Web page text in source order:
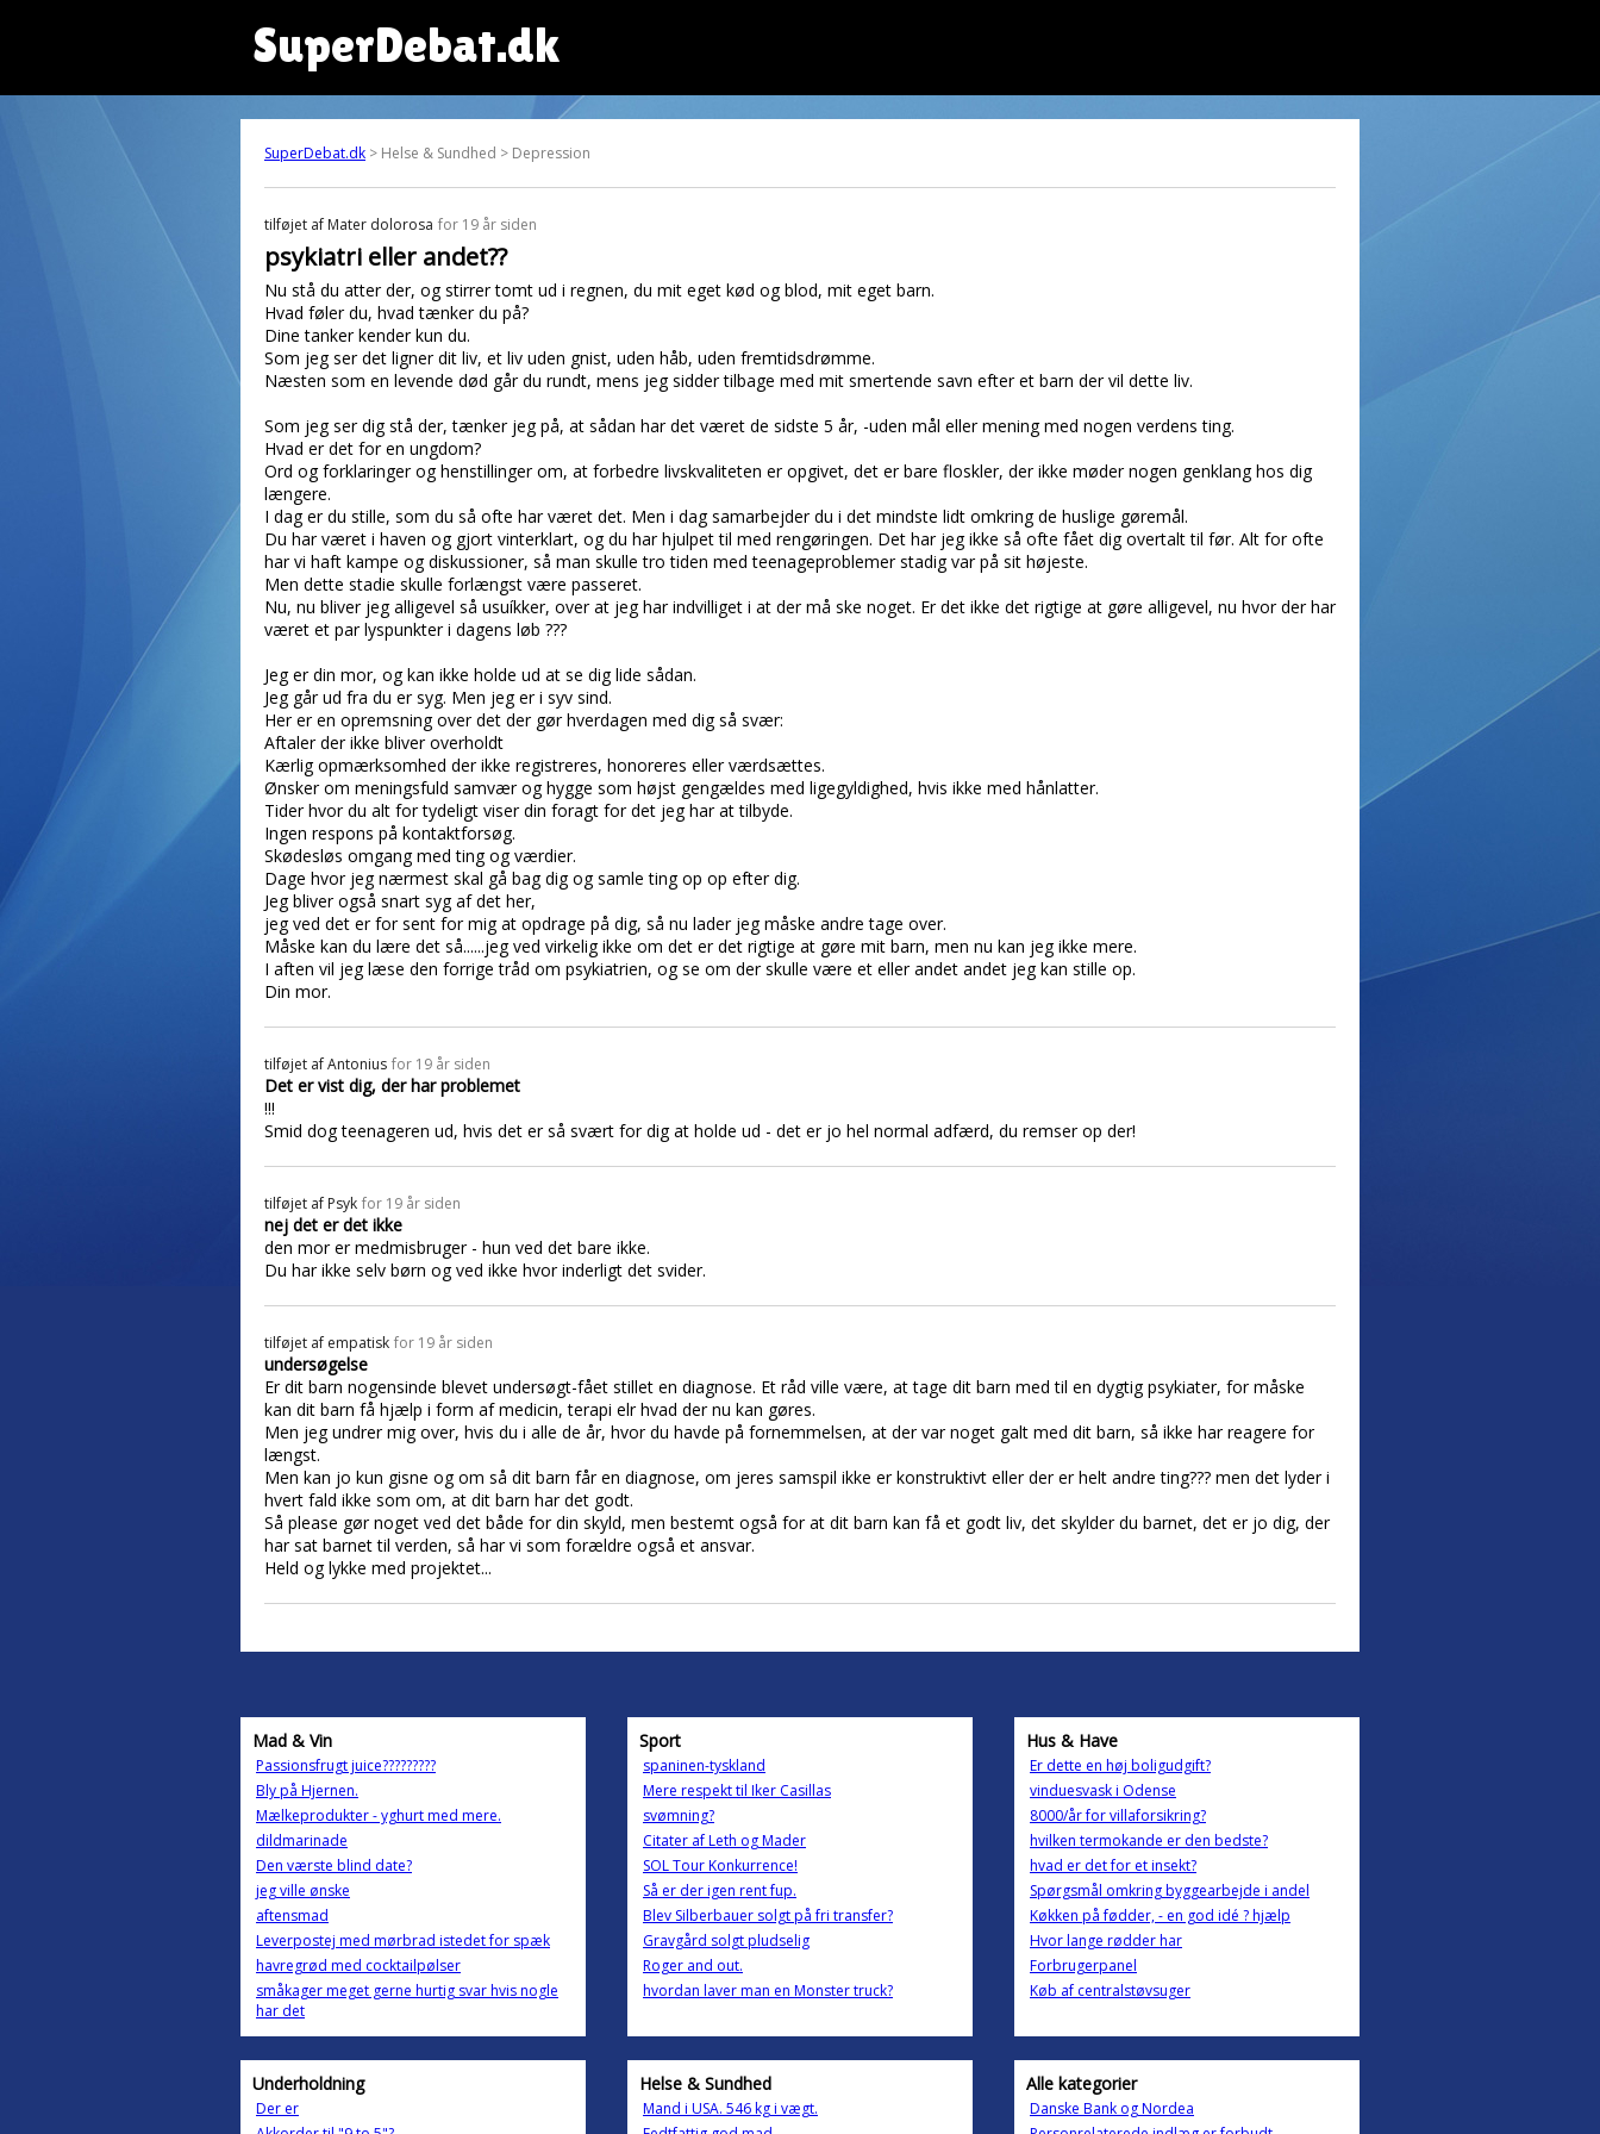
SuperDebat.dk
SuperDebat.dk > Helse & Sundhed > Depression
tilføjet af Mater dolorosa for 19 år siden
psykiatri eller andet??
Nu stå du atter der, og stirrer tomt ud i regnen, du mit eget kød og blod, mit eget barn.
Hvad føler du, hvad tænker du på?
Dine tanker kender kun du.
Som jeg ser det ligner dit liv, et liv uden gnist, uden håb, uden fremtidsdrømme.
Næsten som en levende død går du rundt, mens jeg sidder tilbage med mit smertende savn efter et barn der vil dette liv.
Som jeg ser dig stå der, tænker jeg på, at sådan har det været de sidste 5 år, -uden mål eller mening med nogen verdens ting.
Hvad er det for en ungdom?
Ord og forklaringer og henstillinger om, at forbedre livskvaliteten er opgivet, det er bare floskler, der ikke møder nogen genklang hos dig
længere.
I dag er du stille, som du så ofte har været det. Men i dag samarbejder du i det mindste lidt omkring de huslige gøremål.
Du har været i haven og gjort vinterklart, og du har hjulpet til med rengøringen. Det har jeg ikke så ofte fået dig overtalt til før. Alt for ofte
har vi haft kampe og diskussioner, så man skulle tro tiden med teenageproblemer stadig var på sit højeste.
Men dette stadie skulle forlængst være passeret.
Nu, nu bliver jeg alligevel så usuíkker, over at jeg har indvilliget i at der må ske noget. Er det ikke det rigtige at gøre alligevel, nu hvor der har
været et par lyspunkter i dagens løb ???
Jeg er din mor, og kan ikke holde ud at se dig lide sådan.
Jeg går ud fra du er syg. Men jeg er i syv sind.
Her er en opremsning over det der gør hverdagen med dig så svær:
Aftaler der ikke bliver overholdt
Kærlig opmærksomhed der ikke registreres, honoreres eller værdsættes.
Ønsker om meningsfuld samvær og hygge som højst gengældes med ligegyldighed, hvis ikke med hånlatter.
Tider hvor du alt for tydeligt viser din foragt for det jeg har at tilbyde.
Ingen respons på kontaktforsøg.
Skødesløs omgang med ting og værdier.
Dage hvor jeg nærmest skal gå bag dig og samle ting op op efter dig.
Jeg bliver også snart syg af det her,
jeg ved det er for sent for mig at opdrage på dig, så nu lader jeg måske andre tage over.
Måske kan du lære det så......jeg ved virkelig ikke om det er det rigtige at gøre mit barn, men nu kan jeg ikke mere.
I aften vil jeg læse den forrige tråd om psykiatrien, og se om der skulle være et eller andet andet jeg kan stille op.
Din mor.
tilføjet afAntonius for 19 år siden
Det er vist dig, der har problemet
!!!
Smid dog teenageren ud, hvis det er så svært for dig at holde ud - det er jo hel normal adfærd, du remser op der!
tilføjet af Psyk for 19 år siden
nej det er det ikke
den mor er medmisbruger - hun ved det bare ikke.
Du har ikke selv børn og ved ikke hvor inderligt det svider.
tilføjet af empatisk for 19 år siden
undersøgelse
Er dit barn nogensinde blevet undersøgt-fået stillet en diagnose. Et råd ville være, at tage dit barn med til en dygtig psykiater, for måske
kan dit barn få hjælp i form af medicin, terapi elr hvad der nu kan gøres.
Men jeg undrer mig over, hvis du i alle de år, hvor du havde på fornemmelsen, at der var noget galt med dit barn, så ikke har reagere for
længst.
Men kan jo kun gisne og om så dit barn får en diagnose, om jeres samspil ikke er konstruktivt eller der er helt andre ting??? men det lyder i
hvert fald ikke som om, at dit barn har det godt.
Så please gør noget ved det både for din skyld, men bestemt også for at dit barn kan få et godt liv, det skylder du barnet, det er jo dig, der
har sat barnet til verden, så har vi som forældre også et ansvar.
Held og lykke med projektet...
Mad & Vin
Passionsfrugt juice?????????
Bly på Hjernen.
Mælkeprodukter - yghurt med mere.
dildmarinade
Den værste blind date?
jeg ville ønske
aftensmad
Leverpostej med mørbrad istedet for spæk
havregrød med cocktailpølser
småkager meget gerne hurtig svar hvis nogle
har det
Sport
spaninen-tyskland
Mere respekt til Iker Casillas
svømning?
Citater af Leth og Mader
SOL Tour Konkurrence!
Så er der igen rent fup.
Blev Silberbauer solgt på fri transfer?
Gravgård solgt pludselig
Roger and out.
hvordan laver man en Monster truck?
Hus & Have
Er dette en høj boligudgift?
vinduesvask i Odense
8000/år for villaforsikring?
hvilken termokande er den bedste?
hvad er det for et insekt?
Spørgsmål omkring byggearbejde i andel
Køkken på fødder, - en god idé ? hjælp
Hvor lange rødder har
Forbrugerpanel
Køb af centralstøvsuger
Underholdning
Der er
Helse & Sundhed
Mand i USA. 546 kg i vægt.
Alle kategorier
Danske Bank og Nordea